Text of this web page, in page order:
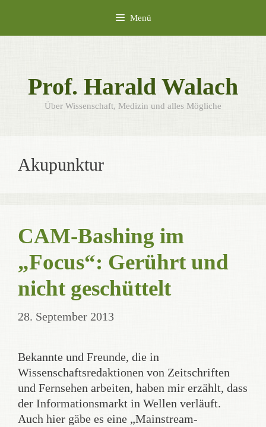
springen
Menü
Prof. Harald Walach
Über Wissenschaft, Medizin und alles Mögliche
Akupunktur
CAM-Bashing im
„Focus“: Gerührt und
nicht geschüttelt
28. September 2013
Bekannte und Freunde, die in
Wissenschaftsredaktionen von Zeitschriften
und Fernsehen arbeiten, haben mir erzählt, dass
der Informationsmarkt in Wellen verläuft.
Auch hier gäbe es eine „Mainstream-